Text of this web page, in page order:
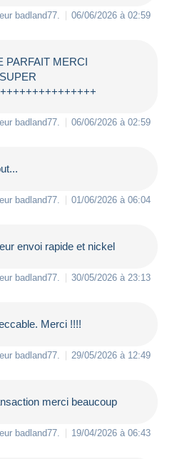
badland77 06/06/2026 à 02:59
PARFAIT MERCI
badland77 06/06/2026 à 02:59
badland77 01/06/2026 à 06:04
envoi rapide et nickel
badland77 30/05/2026 à 23:13
Merci !!!!
badland77 29/05/2026 à 12:49
merci beaucoup
badland77 19/04/2026 à 06:43